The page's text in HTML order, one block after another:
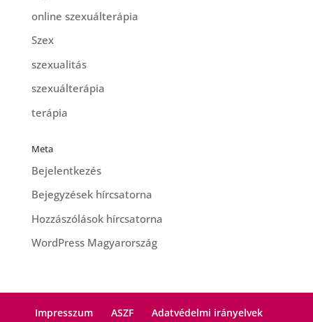
online szexuálterápia
Szex
szexualitás
szexuálterápia
terápia
Meta
Bejelentkezés
Bejegyzések hírcsatorna
Hozzászólások hírcsatorna
WordPress Magyarország
Impresszum ASZF Adatvédelmi irányelvek